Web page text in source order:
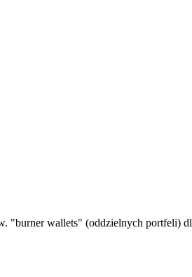
"burner wallets" (oddzielnych portfeli)